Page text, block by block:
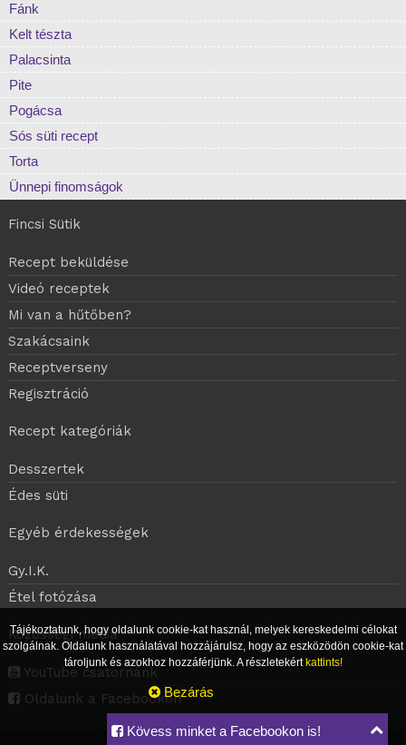
Fánk
Kelt tészta
Palacsinta
Pite
Pogácsa
Sós süti recept
Torta
Ünnepi finomságok
Fincsi Sütik
Recept beküldése
Videó receptek
Mi van a hűtőben?
Szakácsaink
Receptverseny
Regisztráció
Recept kategóriák
Desszertek
Édes süti
Egyéb érdekességek
Gy.I.K.
Étel fotózása
Közösségi média
YouTube csatornánk
Oldalunk a Facebookon
Kövess minket a Facebookon is!
Tájékoztatunk, hogy oldalunk cookie-kat használ, melyek kereskedelmi célokat
szolgálnak. Oldalunk használatával hozzájárulsz, hogy az eszközödön cookie-kat
tároljunk és azokhoz hozzáférjünk. A részletekért kattints!
Bezárás